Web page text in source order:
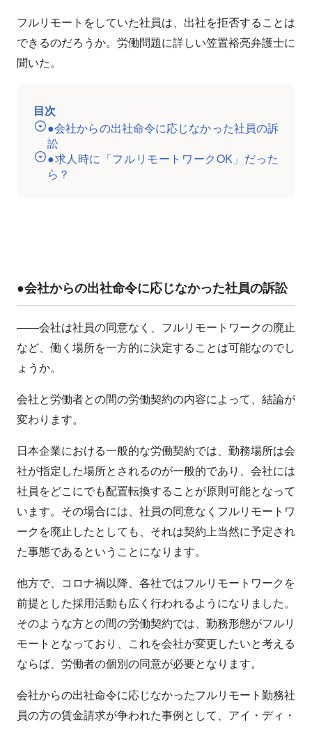
フルリモートをしていた社員は、出社を拒否することは
できるのだろうか。労働問題に詳しい笠置裕亮弁護士に
聞いた。
目次
●会社からの出社命令に応じなかった社員の訴
訟
●求人時に「フルリモートワークOK」だった
ら？
●会社からの出社命令に応じなかった社員の訴訟
——会社は社員の同意なく、フルリモートワークの廃止
など、働く場所を一方的に決定することは可能なのでし
ょうか。
会社と労働者との間の労働契約の内容によって、結論が
変わります。
日本企業における一般的な労働契約では、勤務場所は会
社が指定した場所とされるのが一般的であり、会社には
社員をどこにでも配置転換することが原則可能となって
います。その場合には、社員の同意なくフルリモートワ
ークを廃止したとしても、それは契約上当然に予定され
た事態であるということになります。
他方で、コロナ禍以降、各社ではフルリモートワークを
前提とした採用活動も広く行われるようになりました。
そのような方との間の労働契約では、勤務形態がフルリ
モートとなっており、これを会社が変更したいと考える
ならば、労働者の個別の同意が必要となります。
会社からの出社命令に応じなかったフルリモート勤務社
員の方の賃金請求が争われた事例として、アイ・ディ・